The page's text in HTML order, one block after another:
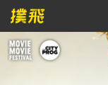
節目